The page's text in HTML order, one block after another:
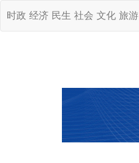
时政 经济 民生 社会 文化 旅游